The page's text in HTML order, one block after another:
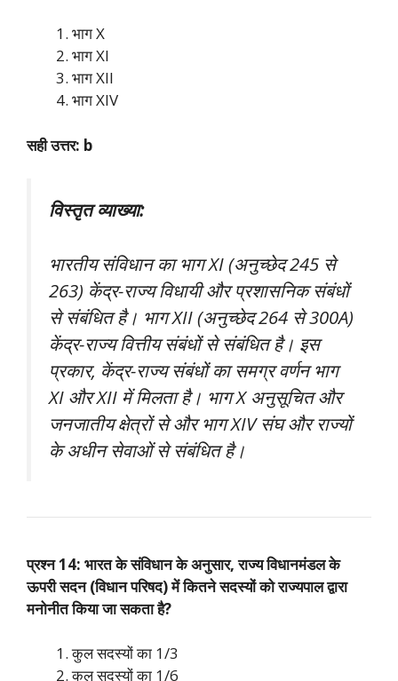
भाग X
भाग XI
भाग XII
भाग XIV
सही उत्तर: b
विस्तृत व्याख्या:
भारतीय संविधान का भाग XI (अनुच्छेद 245 से
263) केंद्र-राज्य विधायी और प्रशासनिक संबंधों
से संबंधित है। भाग XII (अनुच्छेद 264 से 300A)
केंद्र-राज्य वित्तीय संबंधों से संबंधित है। इस
प्रकार, केंद्र-राज्य संबंधों का समग्र वर्णन भाग
XI और XII में मिलता है। भाग X अनुसूचित और
जनजातीय क्षेत्रों से और भाग XIV संघ और राज्यों
के अधीन सेवाओं से संबंधित है।
प्रश्न 14: भारत के संविधान के अनुसार, राज्य विधानमंडल के
ऊपरी सदन (विधान परिषद) में कितने सदस्यों को राज्यपाल द्वारा
मनोनीत किया जा सकता है?
कुल सदस्यों का 1/3
कुल सदस्यों का 1/6